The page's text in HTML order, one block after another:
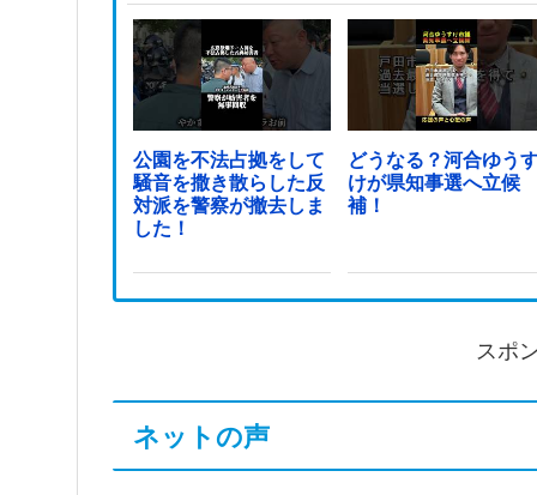
公園を不法占拠をして
騒音を撒き散らした反
対派を警察が撤去しま
した！
どうなる？河合ゆう
けが県知事選へ立候
補！
スポ
ネットの声